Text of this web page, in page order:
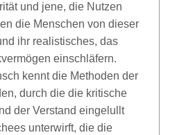
und jene, die Nutzen
die Menschen von dieser
ihr realistisches, das
einschläfern.
kennt die Methoden der
durch die die kritische
der Verstand eingelullt
unterwirft, die die